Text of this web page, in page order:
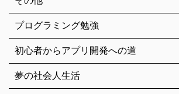
プログラミング勉強
初心者からアプリ開発への道
夢の社会人生活